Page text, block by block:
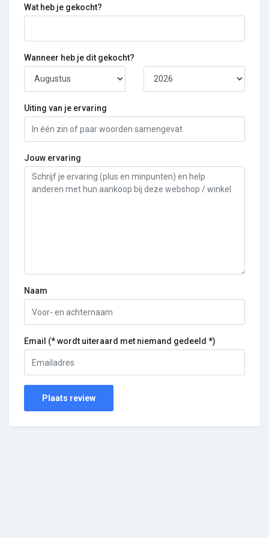
Wat heb je gekocht?
Wanneer heb je dit gekocht?
Uiting van je ervaring
Jouw ervaring
Naam
Email (* wordt uiteraard met niemand gedeeld *)
Plaats review